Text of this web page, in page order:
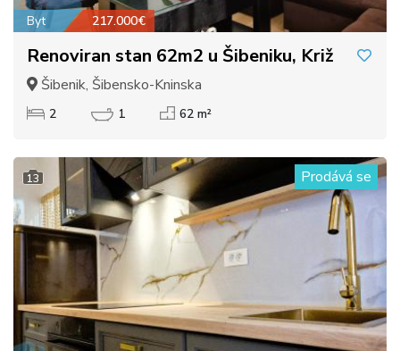
Byt 217.000€
Renoviran stan 62m2 u Šibeniku, Križ
Šibenik, Šibensko-Kninska
2 1 62 m²
13 Prodává se